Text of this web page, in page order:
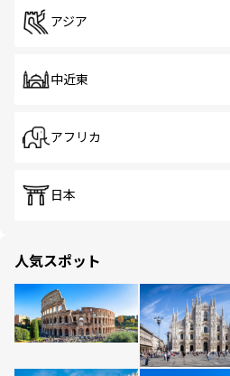
アジア
中近東
アフリカ
日本
人気スポット